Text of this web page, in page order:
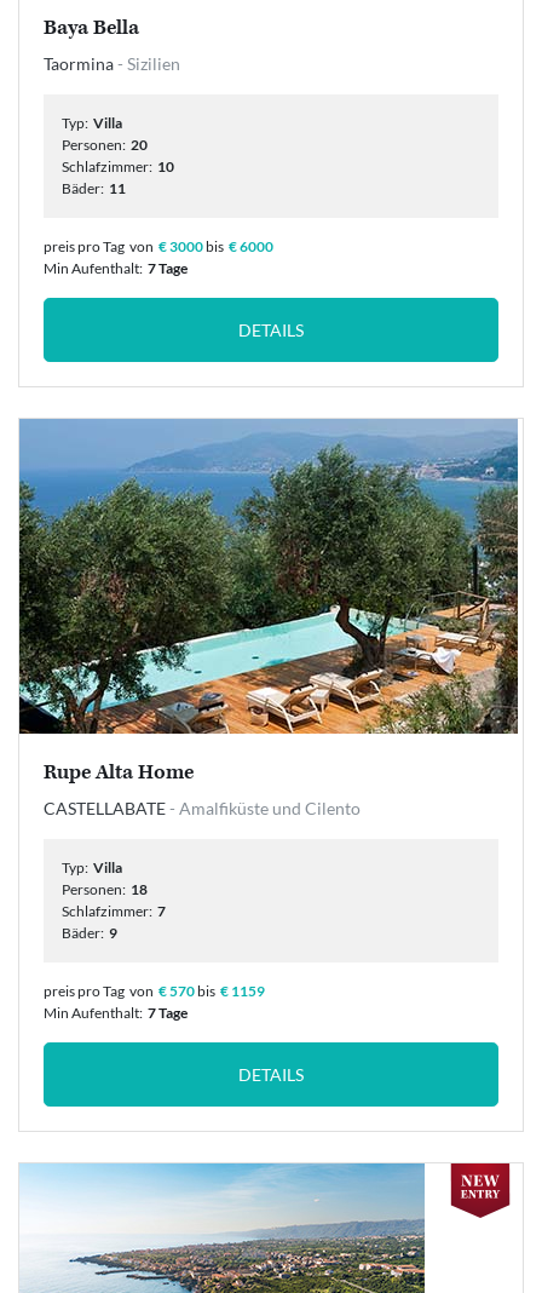
Baya Bella
Taormina- Sizilien
Typ: Villa
Personen: 20
Schlafzimmer: 10
Bäder: 11
preis pro Tag von € 3000 bis € 6000
Min Aufenthalt: 7 Tage
DETAILS
Rupe Alta Home
CASTELLABATE- Amalfiküste und Cilento
Typ: Villa
Personen: 18
Schlafzimmer: 7
Bäder: 9
preis pro Tag von € 570 bis € 1159
Min Aufenthalt: 7 Tage
DETAILS